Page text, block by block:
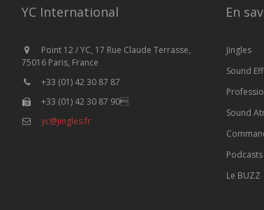
YC International
Point 12 / YC, 17 Rue Claude Terrasse,
75016 Paris, France
+33 (01) 42 30 87 87
+33 (01) 42 30 87 90
yc@jingles.fr
En
Jingles
Sound
Sound
Podcasts
Le BUZZ